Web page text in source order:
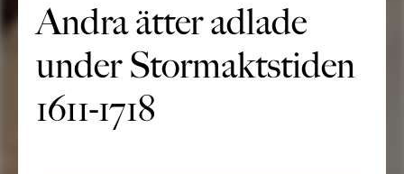
Andra ätter adlade
under Stormaktstiden
1611-1718